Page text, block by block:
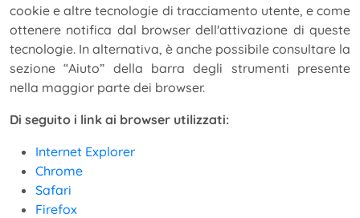
cookie e altre tecnologie di tracciamento utente, e come
ottenere notifica dal browser dell'attivazione di queste
tecnologie. In alternativa, è anche possibile consultare la
sezione “Aiuto” della barra degli strumenti presente
nella maggior parte dei browser.
Di seguito i link ai browser utilizzati:
Internet Explorer
Chrome
Safari
Firefox